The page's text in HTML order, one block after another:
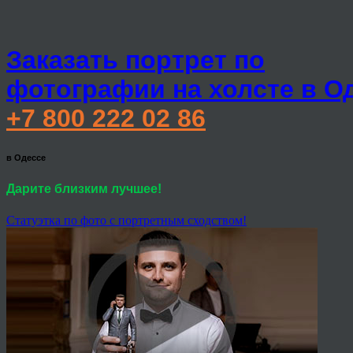
Заказать портрет по
фотографии на холсте в
+7 800 222 02 86
в Одессе
Дарите близким лучшее!
Статуэтка по фото с портретным сходством!